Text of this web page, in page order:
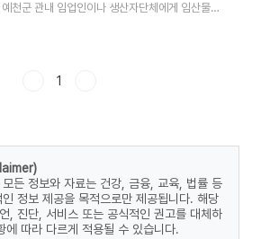
천군 관내 임업인이나 생산자단체에게 임산물
비용을 지원하는 프로그램이에요. 신청 시기와 자
지원 사업은 임업인의 소득 안정과 임산물 산업의
1
든 정보와 자료는 건강, 금융, 교육, 법률 등
정보 제공을 목적으로만 제공됩니다. 해당
, 진단, 서비스 또는 공식적인 권고를 대체하
에 따라 다르게 적용될 수 있습니다.